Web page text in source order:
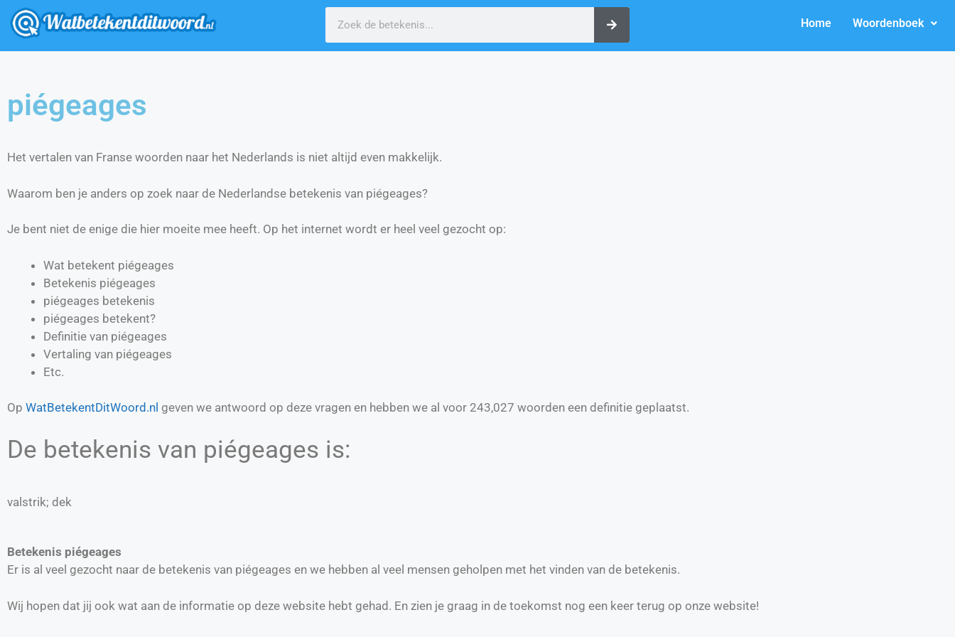
Home Woordenboek
piégeages
Het vertalen van Franse woorden naar het Nederlands is niet altijd even makkelijk.
Waarom ben je anders op zoek naar de Nederlandse betekenis van piégeages?
Je bent niet de enige die hier moeite mee heeft. Op het internet wordt er heel veel gezocht op:
Wat betekent piégeages
Betekenis piégeages
piégeages betekenis
piégeages betekent?
Definitie van piégeages
Vertaling van piégeages
Etc.
Op WatBetekentDitWoord.nl geven we antwoord op deze vragen en hebben we al voor 243,027 woorden een definitie geplaatst.
De betekenis van piégeages is:
valstrik; dek
Betekenis piégeages
Er is al veel gezocht naar de betekenis van piégeages en we hebben al veel mensen geholpen met het vinden van de betekenis.
Wij hopen dat jij ook wat aan de informatie op deze website hebt gehad. En zien je graag in de toekomst nog een keer terug op onze website!